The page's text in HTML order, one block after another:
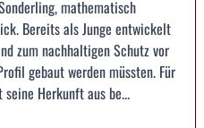
mathematisch
Bereits als Junge entwickelt
zum nachhaltigen Schutz vor
gebaut werden müssten. Für
Herkunft aus be...